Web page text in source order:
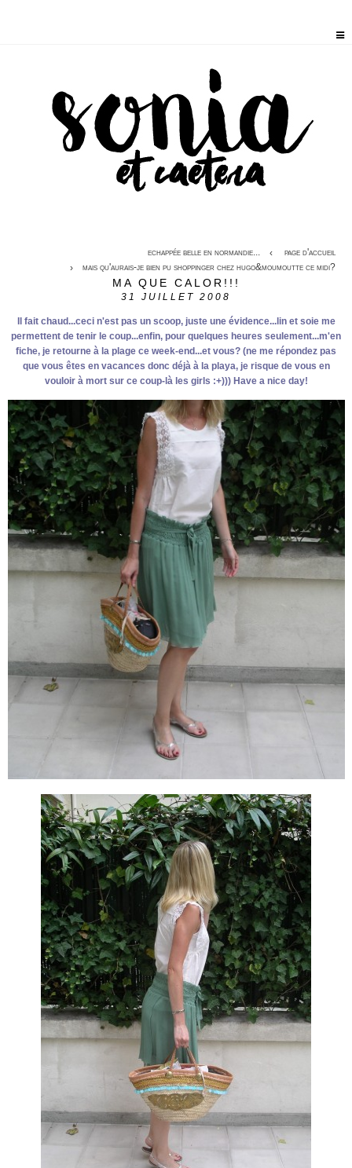
echappée belle en normandie...
page d'accueil
mais qu'aurais-je bien pu shoppinger chez hugo&moumoutte ce midi?
MA QUE CALOR!!!
31 JUILLET 2008
Il fait chaud...ceci n'est pas un scoop, juste une évidence...lin et soie me
permettent de tenir le coup...enfin, pour quelques heures seulement...m'en
fiche, je retourne à la plage ce week-end...et vous? (ne me répondez pas
que vous êtes en vacances donc déjà à la playa, je risque de vous en
vouloir à mort sur ce coup-là les girls :+))) Have a nice day!